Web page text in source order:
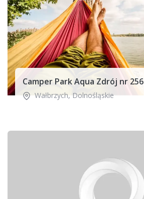
Camper Park Aqua Zdrój nr 256
Wałbrzych,Dolnośląskie